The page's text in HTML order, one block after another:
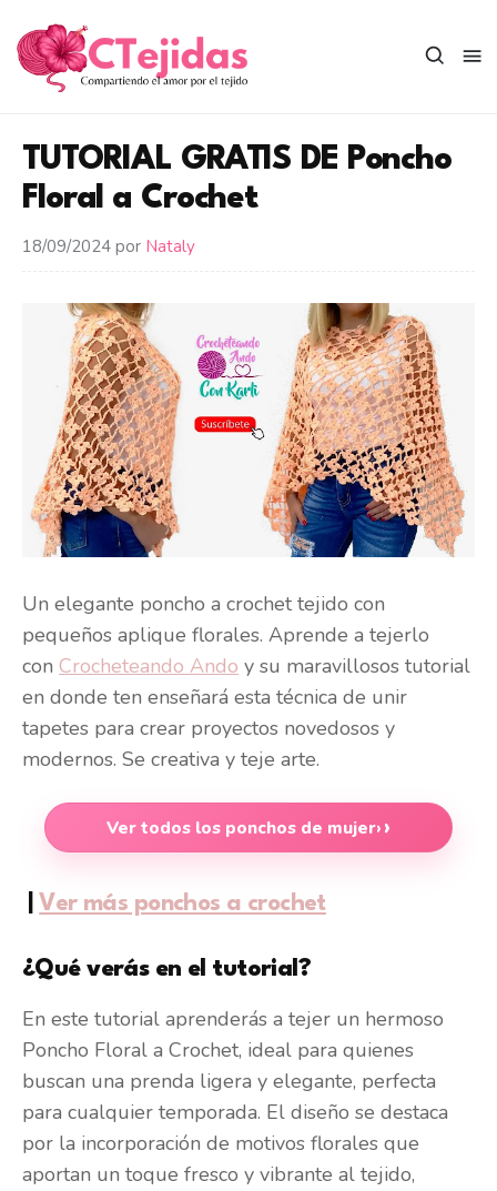
contenido
TUTORIAL GRATIS DE Poncho
Floral a Crochet
18/09/2024 por Nataly
Un elegante poncho a crochet tejido con
pequeños aplique florales. Aprende a tejerlo
con Crocheteando Ando y su maravillosos tutorial
en donde ten enseñará esta técnica de unir
tapetes para crear proyectos novedosos y
modernos. Se creativa y teje arte.
Ver todos los ponchos de mujer›
Ver más ponchos a crochet
¿Qué verás en el tutorial?
En este tutorial aprenderás a tejer un hermoso
Poncho Floral a Crochet, ideal para quienes
buscan una prenda ligera y elegante, perfecta
para cualquier temporada. El diseño se destaca
por la incorporación de motivos florales que
aportan un toque fresco y vibrante al tejido,